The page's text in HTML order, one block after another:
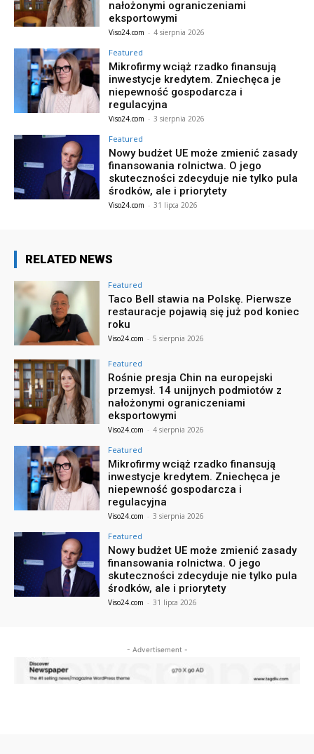
nałożonymi ograniczeniami
eksportowymi
Viso24.com - 4 sierpnia 2026
Featured
Mikrofirmy wciąż rzadko finansują
inwestycje kredytem. Zniechęca je
niepewność gospodarcza i
regulacyjna
Viso24.com - 3 sierpnia 2026
Featured
Nowy budżet UE może zmienić zasady
finansowania rolnictwa. O jego
skuteczności zdecyduje nie tylko pula
środków, ale i priorytety
Viso24.com - 31 lipca 2026
RELATED NEWS
Featured
Taco Bell stawia na Polskę. Pierwsze
restauracje pojawią się już pod koniec
roku
Viso24.com - 5 sierpnia 2026
Featured
Rośnie presja Chin na europejski
przemysł. 14 unijnych podmiotów z
nałożonymi ograniczeniami
eksportowymi
Viso24.com - 4 sierpnia 2026
Featured
Mikrofirmy wciąż rzadko finansują
inwestycje kredytem. Zniechęca je
niepewność gospodarcza i
regulacyjna
Viso24.com - 3 sierpnia 2026
Featured
Nowy budżet UE może zmienić zasady
finansowania rolnictwa. O jego
skuteczności zdecyduje nie tylko pula
środków, ale i priorytety
Viso24.com - 31 lipca 2026
- Advertisement -